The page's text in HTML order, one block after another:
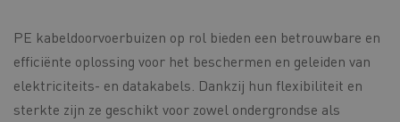
PE kabeldoorvoerbuizen op rol bieden een betrouwbare en
efficiënte oplossing voor het beschermen en geleiden van
elektriciteits- en datakabels. Dankzij hun flexibiliteit en
sterkte zijn ze geschikt voor zowel ondergrondse als